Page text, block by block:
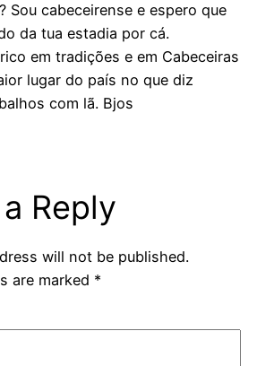
Sou cabeceirense e espero que
da tua estadia por cá.
em tradições e em Cabeceiras
lugar do país no que diz
com lã. Bjos
Reply
will not be published.
are marked *